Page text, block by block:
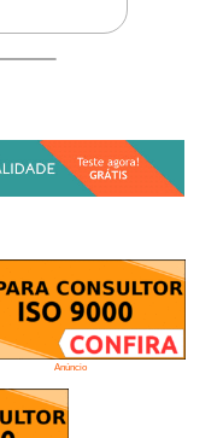
Anúncio